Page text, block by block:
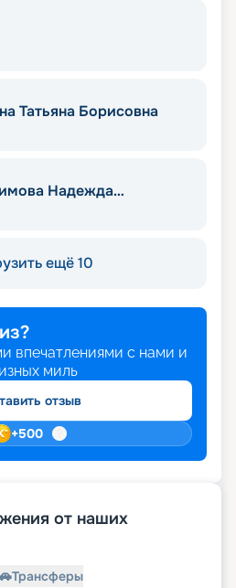
Татьяна Борисовна
Надежда
ещё 10
впечатлениями с нами и
миль
отзыв
+500
от наших
Трансферы